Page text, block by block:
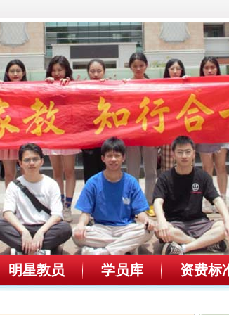
明星教员 学员库 资费标